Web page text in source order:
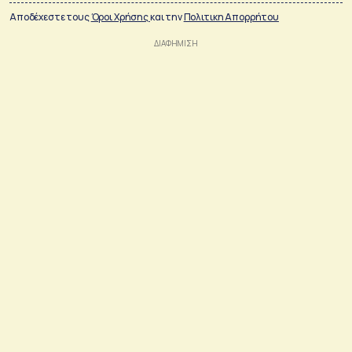
Αποδέχεστε τουςΌροι Χρήσηςκαι τηνΠολιτικη Απορρήτου